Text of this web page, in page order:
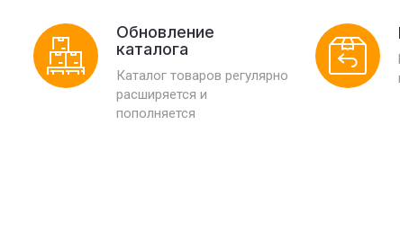
Обновление
каталога
Каталог товаров регулярно
расширяется и
пополняется